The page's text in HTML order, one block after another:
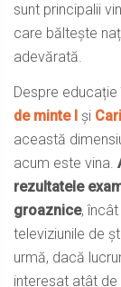
sunt principalii
care băltește
adevărată.
Despre
de minte I și
această
acum este vina.
rezultatele
groaznice,
televiziunile de
urmă, dacă
interesat atât de